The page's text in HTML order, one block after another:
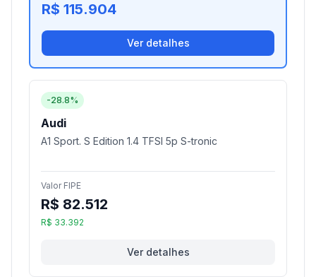
R$ 115.904
Ver detalhes
-28.8%
Audi
A1 Sport. S Edition 1.4 TFSI 5p S-tronic
Valor FIPE
R$ 82.512
R$ 33.392
Ver detalhes